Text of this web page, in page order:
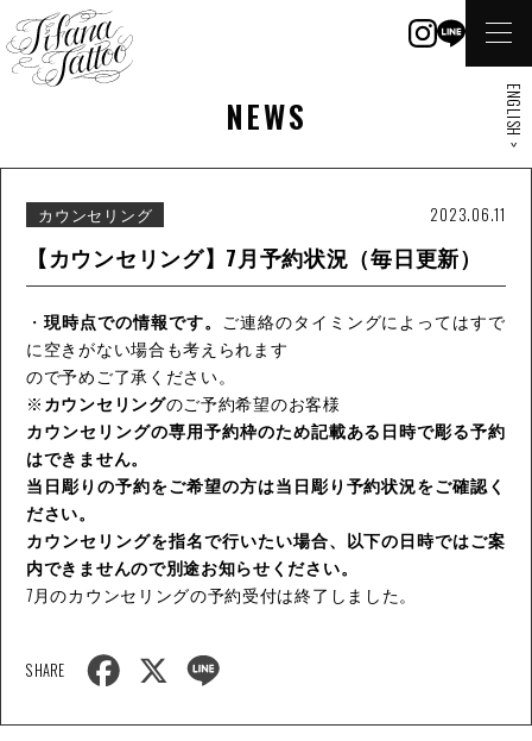
NEWS
カウンセリング 2023.06.11
【カウンセリング】7月予約状況（毎日更新）
・ 現時点での情報です。 ご連絡のタイミングによってはすで
に空きがない場合も考えられます
ので予めご了承ください。
※カウンセリングのご予約希望のお客様
カウンセリングの専用予約枠のため記載ある日時で彫る予約
はできません。
当日彫りの予約をご希望の方は当日彫り予約状況をご確認く
ださい。
カウンセリングを指名で行いたい場合、以下の日時ではご案
内できませんので別途お知らせください。
7月のカウンセリングの予約受付は終了しました。
SHARE
o
ENGLISH >